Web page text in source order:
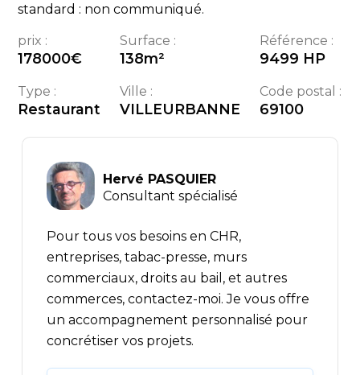
standard : non communiqué.
prix :
178000€
Surface :
138m²
Référence :
9499 HP
Type :
Restaurant
Ville :
VILLEURBANNE
Code postal :
69100
Hervé PASQUIER
Consultant spécialisé
Pour tous vos besoins en CHR,
entreprises, tabac-presse, murs
commerciaux, droits au bail, et autres
commerces, contactez-moi. Je vous offre
un accompagnement personnalisé pour
concrétiser vos projets.